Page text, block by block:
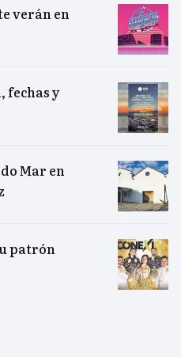
verán en
fechas y
Mar en
patrón